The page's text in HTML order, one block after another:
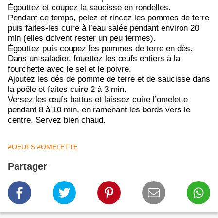
Égouttez et coupez la saucisse en rondelles.
Pendant ce temps, pelez et rincez les pommes de terre
puis faites-les cuire à l’eau salée pendant environ 20
min (elles doivent rester un peu fermes).
Égouttez puis coupez les pommes de terre en dés.
Dans un saladier, fouettez les œufs entiers à la
fourchette avec le sel et le poivre.
Ajoutez les dés de pomme de terre et de saucisse dans
la poêle et faites cuire 2 à 3 min.
Versez les œufs battus et laissez cuire l’omelette
pendant 8 à 10 min, en ramenant les bords vers le
centre. Servez bien chaud.
#OEUFS #OMELETTE
Partager